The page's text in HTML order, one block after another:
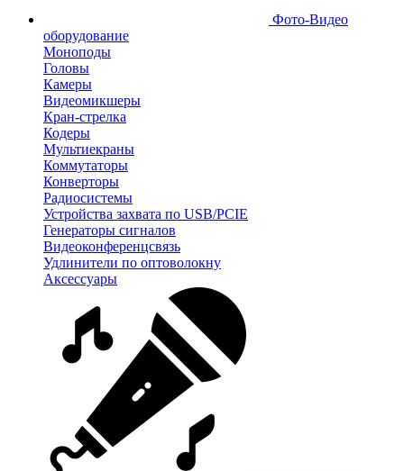
Фото-Видео
оборудование
Моноподы
Головы
Камеры
Видеомикшеры
Кран-стрелка
Кодеры
Мультиекраны
Коммутаторы
Конверторы
Радиосистемы
Устройства захвата по USB/PCIE
Генераторы сигналов
Видеоконференцсвязь
Удлинители по оптоволокну
Аксессуары